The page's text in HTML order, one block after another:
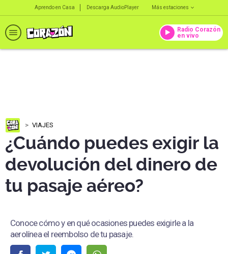
Aprendo en Casa Descarga AudioPlayer Más estaciones
Radio Corazón
en vivo
VIAJES
¿Cuándo puedes exigir la
devolución del dinero de
tu pasaje aéreo?
Conoce cómo y en qué ocasiones puedes exigirle a la
aerolínea el reembolso de tu pasaje.